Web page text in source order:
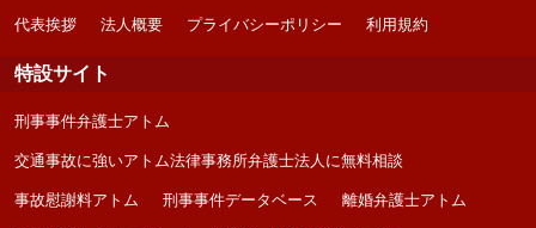
代表挨拶 法人概要 プライバシーポリシー 利用規約
特設サイト
刑事事件弁護士アトム
交通事故に強いアトム法律事務所弁護士法人に無料相談
事故慰謝料アトム 刑事事件データベース 離婚弁護士アトム